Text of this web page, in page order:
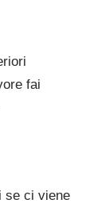
fai
se ci viene